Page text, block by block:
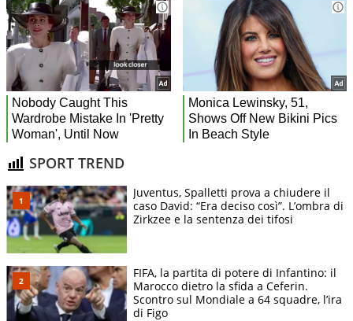
SPORT TREND
Juventus, Spalletti prova a chiudere il
caso David: “Era deciso così”. L’ombra di
Zirkzee e la sentenza dei tifosi
FIFA, la partita di potere di Infantino: il
Marocco dietro la sfida a Ceferin.
Scontro sul Mondiale a 64 squadre, l’ira
di Figo